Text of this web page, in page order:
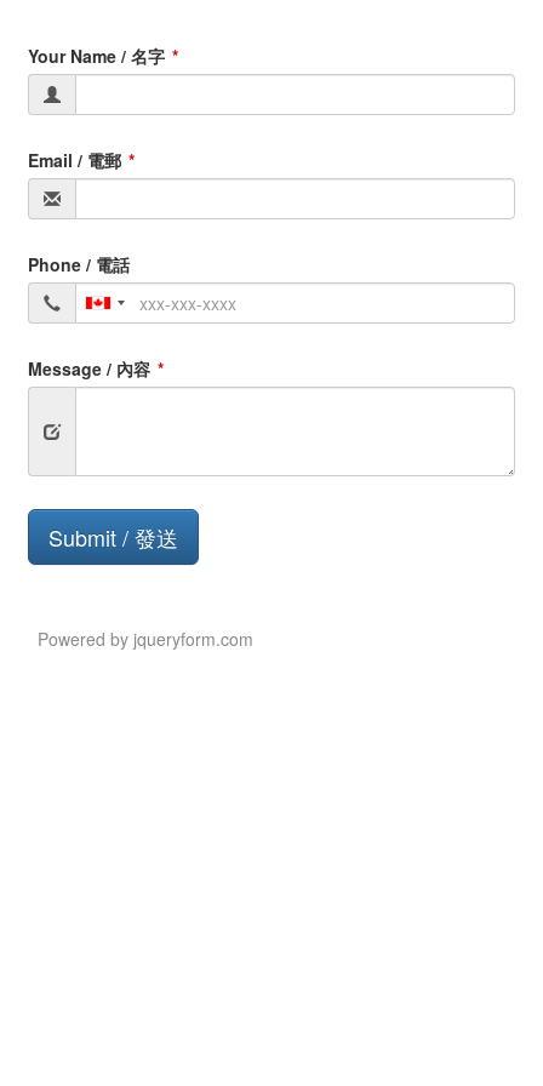
Your Name / 名字
Email / 電郵
Phone / 電話
Message / 內容
Submit
Button
Submit / 發送
Powered by jqueryform.com